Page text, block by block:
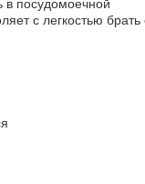
посудомоечной
с легкостью брать